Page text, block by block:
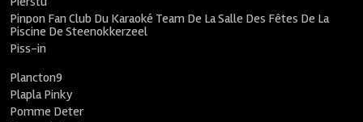
Pinpon Fan Club Du Karaoké Team De La Salle Des Fêtes De La
Piscine De Steenokkerzeel
Piss-in
Plancton9
Plapla Pinky
Pomme Deter